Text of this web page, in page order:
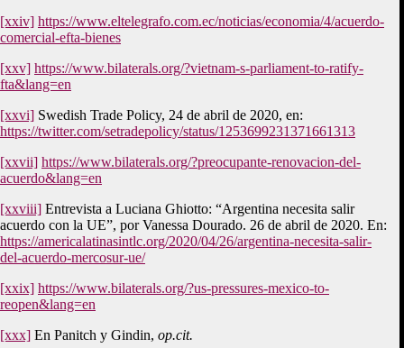
[xxiv] https://www.eltelegrafo.com.ec/noticias/economia/4/acuerdo-
comercial-efta-bienes
[xxv] https://www.bilaterals.org/?vietnam-s-parliament-to-ratify-
fta&lang=en
[xxvi] Swedish Trade Policy, 24 de abril de 2020, en:
https://twitter.com/setradepolicy/status/1253699231371661313
[xxvii] https://www.bilaterals.org/?preocupante-renovacion-del-
acuerdo&lang=en
[xxviii] Entrevista a Luciana Ghiotto: “Argentina necesita salir
acuerdo con la UE”, por Vanessa Dourado. 26 de abril de 2020. En:
https://americalatinasintlc.org/2020/04/26/argentina-necesita-salir-
del-acuerdo-mercosur-ue/
[xxix] https://www.bilaterals.org/?us-pressures-mexico-to-
reopen&lang=en
[xxx] En Panitch y Gindin, op.cit.